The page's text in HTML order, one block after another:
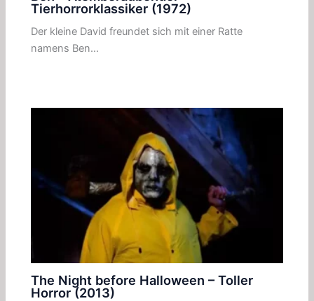
Tierhorrorklassiker (1972)
Der kleine David freundet sich mit einer Ratte
namens Ben…
The Night before Halloween – Toller
Horror (2013)